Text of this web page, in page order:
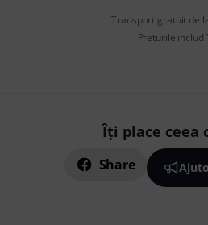
Transport gratuit de
Preturile includ
Îți place ceea
Share